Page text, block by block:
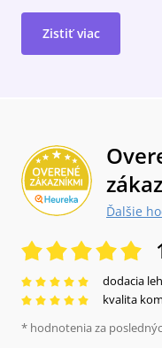
Zistiť viac
Ďalšie
dodacia
kvalita
* hodnotenia za